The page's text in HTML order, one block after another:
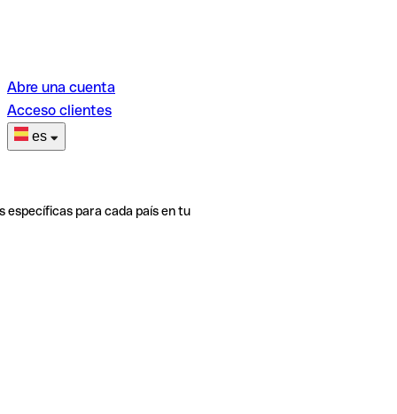
Abre una cuenta
Acceso clientes
es
específicas para cada país en tu